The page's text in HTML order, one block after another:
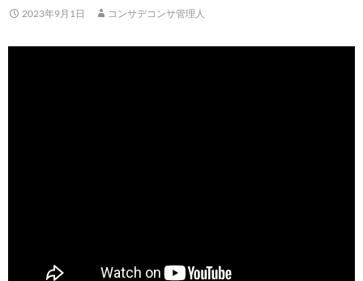
2023年9月1日 コンサデコンサ管理人